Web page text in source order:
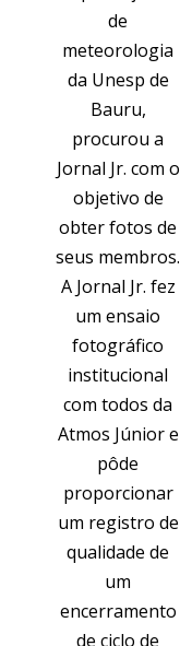
de
meteorologia
da Unesp de
Bauru,
procurou a
Jornal Jr. com o
objetivo de
obter fotos de
seus membros.
A Jornal Jr. fez
um ensaio
fotográfico
institucional
com todos da
Atmos Júnior e
pôde
proporcionar
um registro de
qualidade de
um
encerramento
de ciclo de